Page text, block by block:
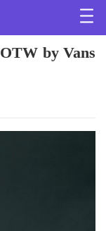
by Vans